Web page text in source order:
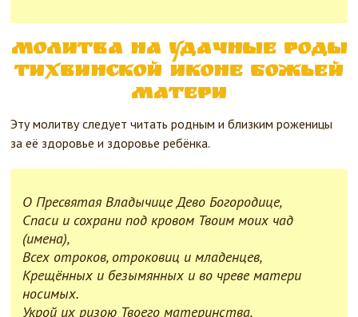
Молитва на удачные роды
Тихвинской иконе Божьей
Матери
Эту молитву следует читать родным и близким роженицы
за её здоровье и здоровье ребёнка.
О Пресвятая Владычице Дево Богородице,
Спаси и сохрани под кровом Твоим моих чад
(имена),
Всех отроков, отроковиц и младенцев,
Крещённых и безымянных и во чреве матери
носимых.
Укрой их ризою Твоего материнства,